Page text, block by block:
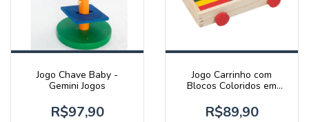
Jogo Chave Baby -
Gemini Jogos
R$97,90
Jogo Carrinho com
Blocos Coloridos em
R$89,90